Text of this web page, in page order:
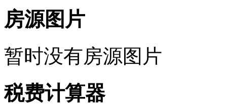
房源图片
暂时没有房源图片
税费计算器